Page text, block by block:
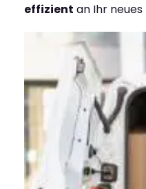
effizient an Ihr neues